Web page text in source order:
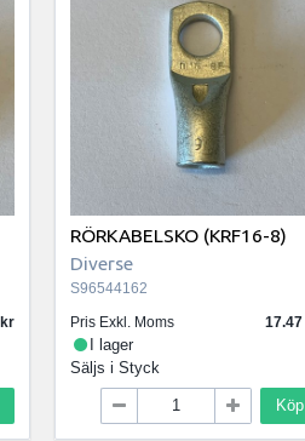
RÖRKABELSKO (KRF16-8)
Diverse
S96544162
Pris Exkl. Moms
17.47
I lager
Säljs i Styck
Köp